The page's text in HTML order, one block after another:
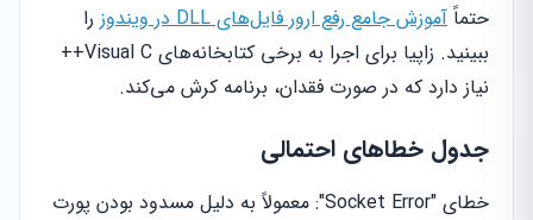
حتماً آموزش جامع رفع ارور فایل‌های DLL در ویندوز
را
ببینید. زاپیا برای اجرا به برخی کتابخانه‌های Visual C++
نیاز دارد که در صورت فقدان، برنامه کرش می‌کند.
جدول خطاهای احتمالی
خطای "Socket Error": معمولاً به دلیل مسدود بودن پورت